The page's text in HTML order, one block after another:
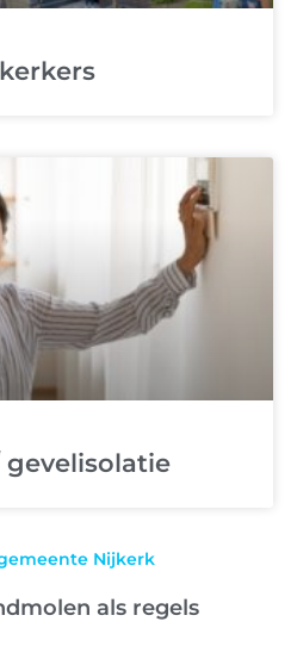
Nijkerk
als regels